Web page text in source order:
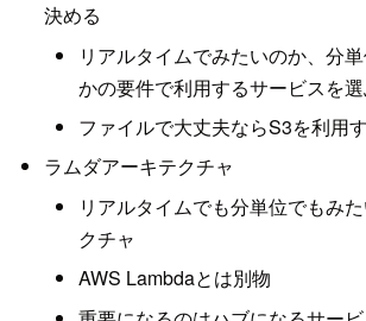
決める
リアルタイムでみたいのか、分
かの要件で利用するサービスを
ファイルで大丈夫ならS3を利用
ラムダアーキテクチャ
リアルタイムでも分単位でもみ
クチャ
AWS Lambdaとは別物